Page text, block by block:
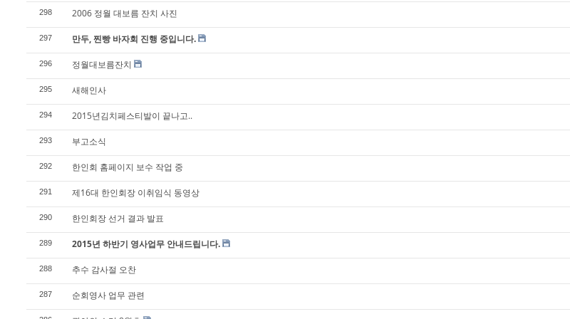
298 2006 정월 대보름 잔치 사진
297 만두, 찐빵 바자회 진행 중입니다.
296 정월대보름잔치
295 새해인사
294 2015년김치페스티발이 끝나고..
293 부고소식
292 한인회 홈페이지 보수 작업 중
291 제16대 한인회장 이취임식 동영상
290 한인회장 선거 결과 발표
289 2015년 하반기 영사업무 안내드립니다.
288 추수 감사절 오찬
287 순회영사 업무 관련